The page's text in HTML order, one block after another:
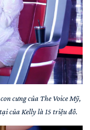
cưng của The Voice Mỹ,
của Kelly là 15 triệu đô.